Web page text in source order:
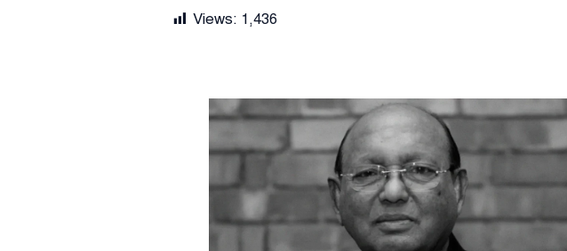
Views: 1,436